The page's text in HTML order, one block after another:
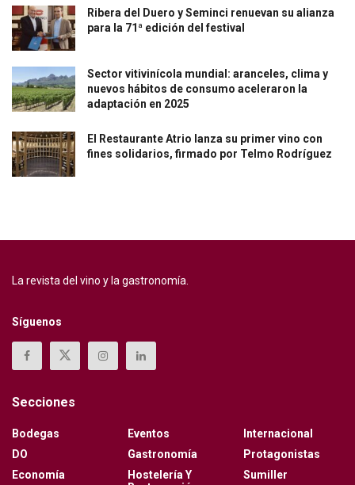
Ribera del Duero y Seminci renuevan su alianza
para la 71ª edición del festival
Sector vitivinícola mundial: aranceles, clima y
nuevos hábitos de consumo aceleraron la
adaptación en 2025
El Restaurante Atrio lanza su primer vino con
fines solidarios, firmado por Telmo Rodríguez
La revista del vino y la gastronomía.
Síguenos
Secciones
Bodegas
DO
Economía
Eventos
Gastronomía
Hostelería Y
Internacional
Protagonistas
Sumiller